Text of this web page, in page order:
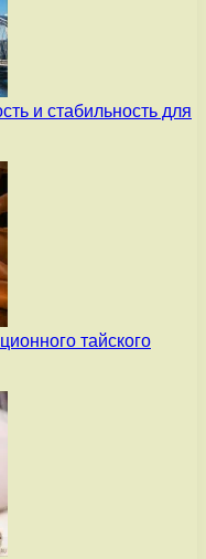
и стабильность для
тайского